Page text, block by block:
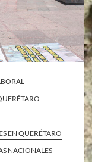
EN QUERÉTARO
NACIONALES